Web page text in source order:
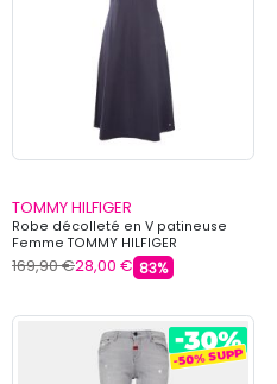
TOMMY HILFIGER
Robe décolleté en V patineuse
Femme TOMMY HILFIGER
169,90 €28,00 € 83%